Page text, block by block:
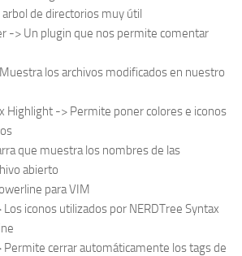
de directorios muy útil
-> Un plugin que nos permite comentar
los archivos modificados en nuestro
Highlight -> Permite poner colores e iconos
que muestra los nombres de las
abierto
para VIM
iconos utilizados por NERDTree Syntax
cerrar automáticamente los tags de